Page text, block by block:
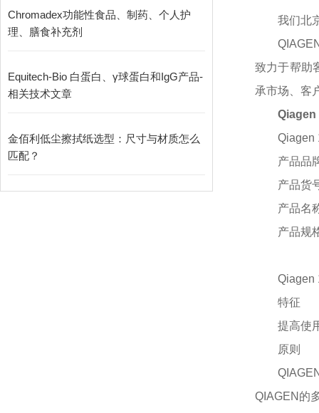
Chromadex功能性食品、制药、个人护
理、膳食补充剂
Equitech-Bio 白蛋白、γ球蛋白和IgG产品-
相关技术文章
金佰利低尘擦拭纸选型：尺寸与材质怎么
匹配？
我们北
致力于帮助
承市场、客
Qiagen
Qiagen
产品品
产品货
产品名
产品规
Qiagen
特征
提高使
原则
QIAGEN的